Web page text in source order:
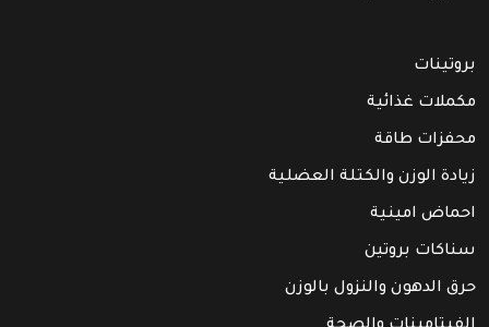
بروتينات
مكملات غذائية
محفزات طاقة
زيادة الوزن والكتلة العضلية
احماض امينية
سناكات بروتين
حرق الدهون والنزول بالوزن